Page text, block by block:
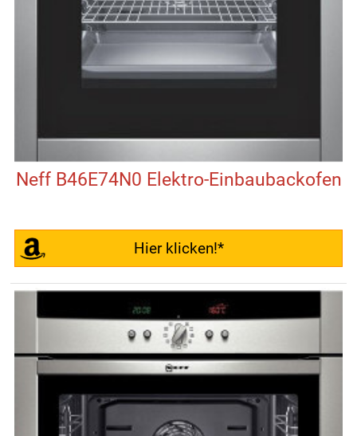
Neff B46E74N0 Elektro-Einbaubackofen
Hier klicken!*